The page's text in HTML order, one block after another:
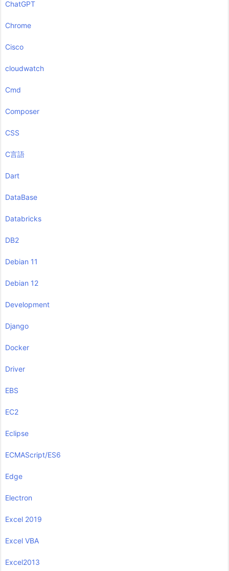
ChatGPT
Chrome
Cisco
cloudwatch
Cmd
Composer
CSS
C言語
Dart
DataBase
Databricks
DB2
Debian 11
Debian 12
Development
Django
Docker
Driver
EBS
EC2
Eclipse
ECMAScript/ES6
Edge
Electron
Excel 2019
Excel VBA
Excel2013